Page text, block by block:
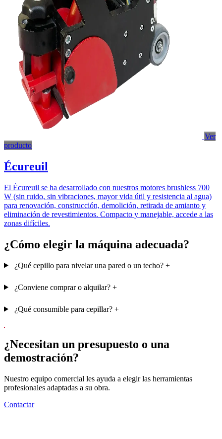
Ver
producto
Écureuil
El Écureuil se ha desarrollado con nuestros motores brushless 700
W (sin ruido, sin vibraciones, mayor vida útil y resistencia al agua)
para renovación, construcción, demolición, retirada de amianto y
eliminación de revestimientos. Compacto y manejable, accede a las
zonas difíciles.
¿Cómo elegir la máquina adecuada?
¿Qué cepillo para nivelar una pared o un techo? +
¿Conviene comprar o alquilar? +
¿Qué consumible para cepillar? +
¿Necesitan un presupuesto o una
demostración?
Nuestro equipo comercial les ayuda a elegir las herramientas
profesionales adaptadas a su obra.
Contactar